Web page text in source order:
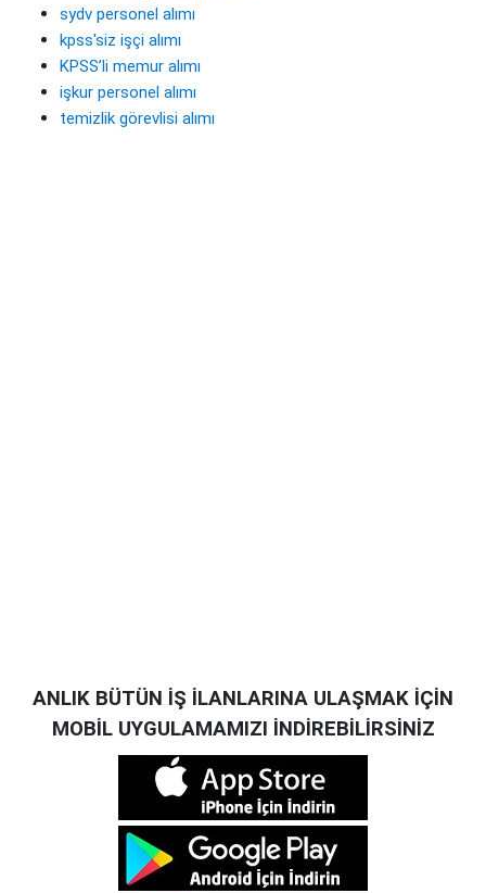
sydv personel alımı
kpss'siz işçi alımı
KPSS’li memur alımı
işkur personel alımı
temizlik görevlisi alımı
ANLIK BÜTÜN İŞ İLANLARINA ULAŞMAK İÇİN
MOBİL UYGULAMAMIZI İNDİREBİLİRSİNİZ